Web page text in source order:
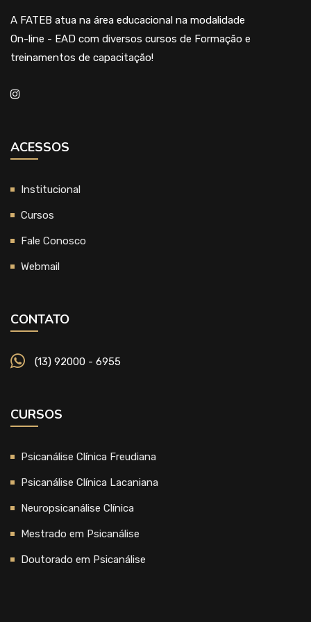
A FATEB atua na área educacional na modalidade
On-line - EAD com diversos cursos de Formação e
treinamentos de capacitação!
ACESSOS
Institucional
Cursos
Fale Conosco
Webmail
CONTATO
(13) 92000 - 6955
CURSOS
Psicanálise Clínica Freudiana
Psicanálise Clínica Lacaniana
Neuropsicanálise Clínica
Mestrado em Psicanálise
Doutorado em Psicanálise